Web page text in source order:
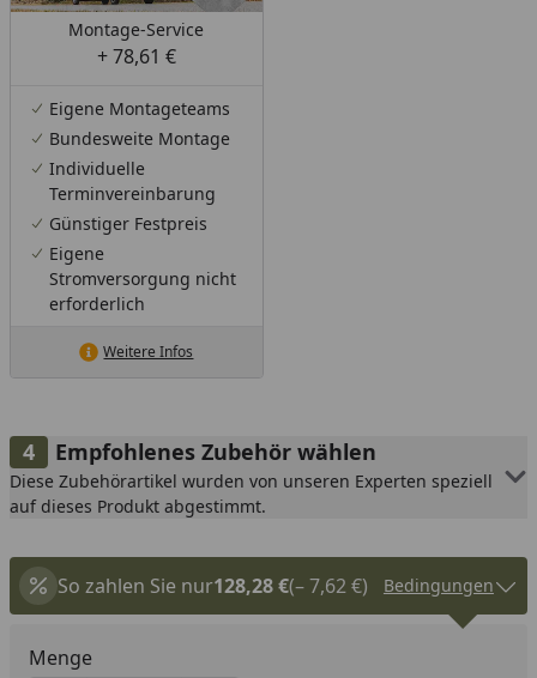
Montage-Service
+ 78,61 €
Eigene Montageteams
Bundesweite Montage
Individuelle
Terminvereinbarung
Günstiger Festpreis
Eigene
Stromversorgung nicht
erforderlich
Weitere Infos
Empfohlenes Zubehör wählen
Diese Zubehörartikel wurden von unseren Experten speziell
auf dieses Produkt abgestimmt.
So zahlen Sie nur128,28 €(– 7,62 €) Bedingungen
Menge